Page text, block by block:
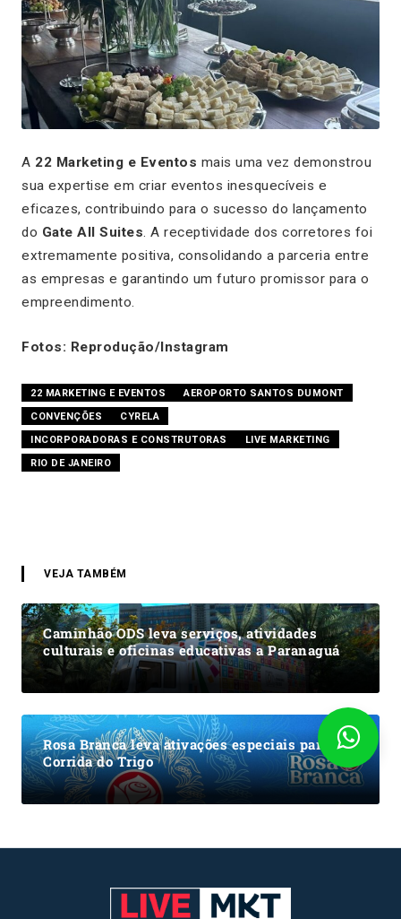
A 22 Marketing e Eventos mais uma vez demonstrou
sua expertise em criar eventos inesquecíveis e
eficazes, contribuindo para o sucesso do lançamento
do Gate All Suites. A receptividade dos corretores foi
extremamente positiva, consolidando a parceria entre
as empresas e garantindo um futuro promissor para o
empreendimento.
Fotos: Reprodução/Instagram
22 MARKETING E EVENTOS
AEROPORTO SANTOS DUMONT
CONVENÇÕES
CYRELA
INCORPORADORAS E CONSTRUTORAS
LIVE MARKETING
RIO DE JANEIRO
VEJA TAMBÉM
Caminhão ODS leva serviços, atividades
culturais e oficinas educativas a Paranaguá
Rosa Branca leva ativações especiais para a
Corrida do Trigo